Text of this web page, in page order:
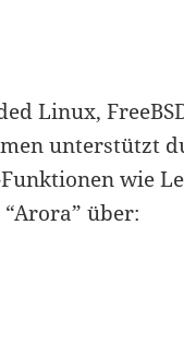
Linux,
unterstützt
wie
über: